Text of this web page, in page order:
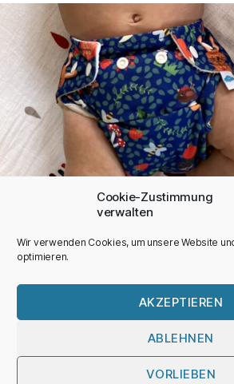
Cookie-Zustimmung
verwalten
Wir verwenden Cookies, um unsere Website
optimieren.
AKZEPTIEREN
ABLEHNEN
VORLIEBEN
Impressum
Stoffwindeln sind viel cooler, als Du denkst.
Deep Dive